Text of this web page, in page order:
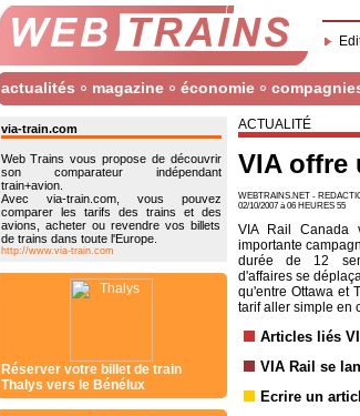
actualités magazine économie
via-train.com
Web Trains vous propose de découvrir
son comparateur indépendant
train+avion.
Avec via-train.com, vous pouvez
comparer les tarifs des trains et des
avions, acheter ou revendre vos billets
de trains dans toute l'Europe.
http://www.via-train.com
Réserver votre billet de train
Thalys vers le Bénélux
ACTUALITÉ
VIA offre
WEBTRAINS.NET -
02/10/2007 à 06 HEURES 55
VIA Rail Canada
importante
durée de 12
d'affaires se
qu'entre Ottawa et
tarif aller simple en
Articles liés
VIA Rail se
Ecrire un